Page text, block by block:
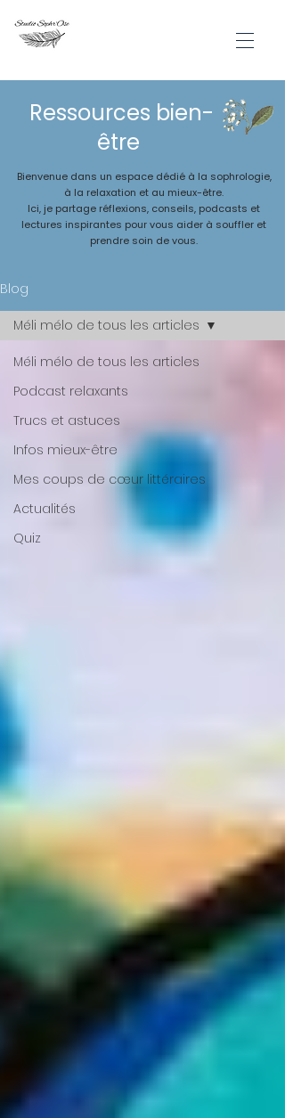
Ressources bien-
être
Bienvenue dans un espace dédié à la sophrologie,
à la relaxation et au mieux-être.
Ici, je partage réflexions, conseils, podcasts et
lectures inspirantes pour vous aider à souffler et
prendre soin de vous.
Blog
Méli mélo de tous les articles
Podcast relaxants
Trucs et astuces
Infos mieux-être
Mes coups de cœur littéraires
Actualités
Quiz
Méli mélo de tous les articles